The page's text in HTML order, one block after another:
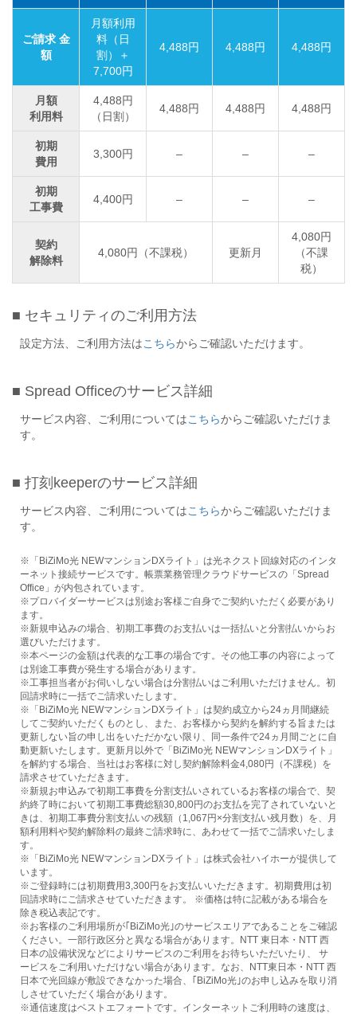
ご請求 金
額
月額利用
料（日
割）＋
7,700円
4,488円 4,488円 4,488円
月額
利用料
4,488円
（日割）
4,488円 4,488円 4,488円
初期
費用
3,300円 – – –
初期
工事費
4,400円 – – –
契約
解除料
4,080円（不課税） 更新月
4,080円
（不課
税）
■ セキュリティのご利用方法
設定方法、ご利用方法はこちらからご確認いただけます。
■ Spread Officeのサービス詳細
サービス内容、ご利用についてはこちらからご確認いただけま
す。
■ 打刻keeperのサービス詳細
サービス内容、ご利用についてはこちらからご確認いただけま
す。
※「BiZiMo光 NEWマンションDXライト」は光ネクスト回線対応のインタ
ーネット接続サービスです。帳票業務管理クラウドサービスの「Spread
Office」が内包されています。
※プロバイダーサービスは別途お客様ご自身でご契約いただく必要があり
ます。
※新規申込みの場合、初期工事費のお支払いは一括払いと分割払いからお
選びいただけます。
※本ページの金額は代表的な工事の場合です。その他工事の内容によって
は別途工事費が発生する場合があります。
※工事担当者がお伺いしない場合は分割払いはご利用いただけません。初
回請求時に一括でご請求いたします。
※「BiZiMo光 NEWマンションDXライト」は契約成立から24ヵ月間継続
してご契約いただくものとし、また、お客様から契約を解約する旨または
更新しない旨の申し出をいただかない限り、同一条件で24ヵ月間ごとに自
動更新いたします。更新月以外で「BiZiMo光 NEWマンションDXライト」
を解約する場合、当社はお客様に対し契約解除料金4,080円（不課税）を
請求させていただきます。
※新規お申込みで初期工事費を分割支払いされているお客様の場合で、契
約終了時において初期工事費総額30,800円のお支払を完了されていないと
きは、初期工事費分割支払いの残額（1,067円×分割支払い残月数）を、月
額利用料や契約解除料の最終ご請求時に、あわせて一括でご請求いたしま
す。
※「BiZiMo光 NEWマンションDXライト」は株式会社ハイホーが提供して
います。
※ご登録時には初期費用3,300円をお支払いいただきます。初期費用は初
回請求時にご請求させていただきます。 ※価格は特に記載がある場合を
除き税込表記です。
※お客様のご利用場所が｢BiZiMo光｣のサービスエリアであることをご確認
ください。一部行政区分と異なる場合があります。NTT 東日本・NTT 西
日本の設備状況などによりサービスのご利用をお待ちいただいたり、 サ
ービスをご利用いただけない場合があります。なお、NTT東日本・NTT 西
日本で光回線が敷設できなかった場合、｢BiZiMo光｣のお申し込みを取り消
しさせていただく場合があります。
※通信速度はベストエフォートです。インターネットご利用時の速度は、